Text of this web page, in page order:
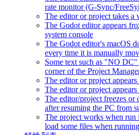
rate monitor (G-Sync/
The editor or project takes a
The Godot editor appears
system console
The Godot editor's macOS
every time it is manually
Some text such as "NO
corner of the Project
The editor or project
The editor or project
The editor/project freezes or
after resuming the PC from
The project works when run
load some files when